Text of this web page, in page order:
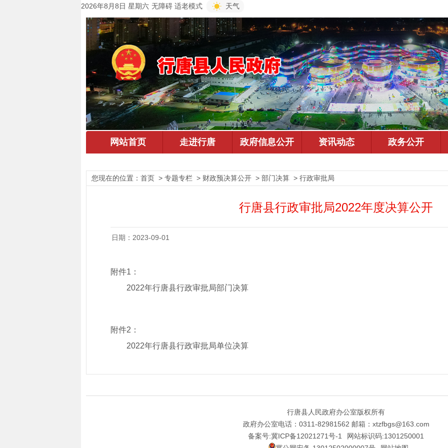
2026年8月8日 星期六 无障碍 适老模式 天气
您现在的位置： 首页 > 专题专栏 > 财政预决算公开 > 部门决算 > 行政审批局
行唐县行政审批局2022年度决算公开
日期：2023-09-01
附件1：
2022年行唐县行政审批局部门决算
附件2：
2022年行唐县行政审批局单位决算